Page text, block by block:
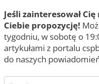
Jeśli zainteresował
Ciebie propozycję!
tygodniu, w sobotę o
artykułami z portalu
do naszych